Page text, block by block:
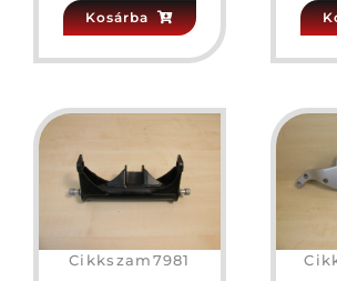
Kosárba
Cikkszam7981